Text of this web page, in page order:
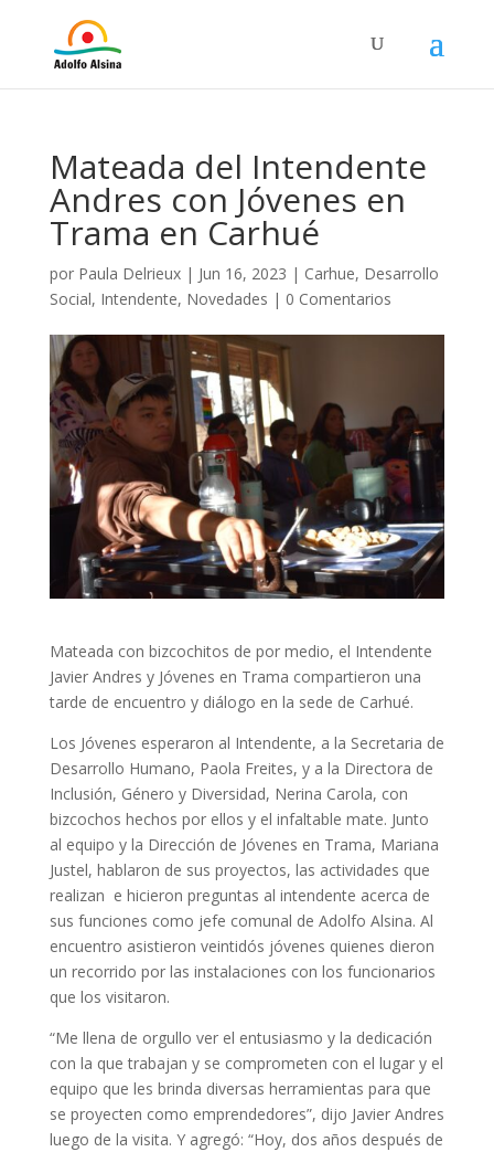
Mateada del Intendente
Andres con Jóvenes en
Trama en Carhué
por Paula Delrieux| Jun 16, 2023 | Carhue, Desarrollo
Social, Intendente, Novedades | 0 Comentarios
Mateada con bizcochitos de por medio, el Intendente
Javier Andres y Jóvenes en Trama compartieron una
tarde de encuentro y diálogo en la sede de Carhué.
Los Jóvenes esperaron al Intendente, a la Secretaria de
Desarrollo Humano, Paola Freites, y a la Directora de
Inclusión, Género y Diversidad, Nerina Carola, con
bizcochos hechos por ellos y el infaltable mate. Junto
al equipo y la Dirección de Jóvenes en Trama, Mariana
Justel, hablaron de sus proyectos, las actividades que
realizan e hicieron preguntas al intendente acerca de
sus funciones como jefe comunal de Adolfo Alsina. Al
encuentro asistieron veintidós jóvenes quienes dieron
un recorrido por las instalaciones con los funcionarios
que los visitaron.
“Me llena de orgullo ver el entusiasmo y la dedicación
con la que trabajan y se comprometen con el lugar y el
equipo que les brinda diversas herramientas para que
se proyecten como emprendedores”, dijo Javier Andres
luego de la visita. Y agregó: “Hoy, dos años después de